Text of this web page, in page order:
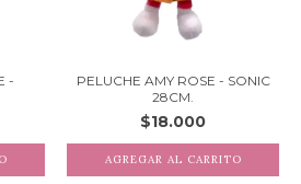
-
PELUCHE AMY ROSE - SONIC
28CM.
$18.000